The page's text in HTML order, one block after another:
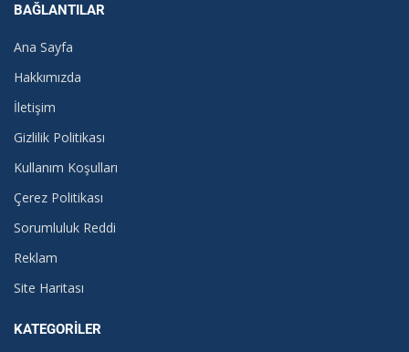
BAĞLANTILAR
Ana Sayfa
Hakkımızda
İletişim
Gizlilik Politikası
Kullanım Koşulları
Çerez Politikası
Sorumluluk Reddi
Reklam
Site Haritası
KATEGORILER